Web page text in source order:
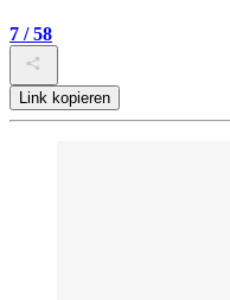
7 / 58
Link kopieren